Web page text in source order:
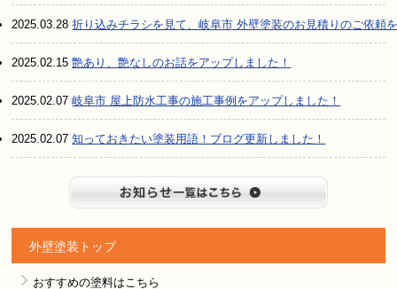
2025.03.28折り込みチラシを見て、岐阜市 外壁塗装のお見積りのご依頼
2025.02.15艶あり、艶なしのお話をアップしました！
2025.02.07岐阜市 屋上防水工事の施工事例をアップしました！
2025.02.07知っておきたい塗装用語！ブログ更新しました！
外壁塗装トップ
おすすめの塗料はこちら